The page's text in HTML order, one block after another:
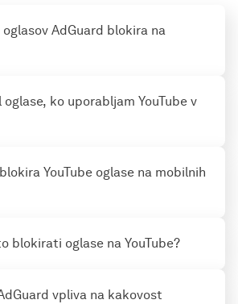
AdGuard blokira na
ko uporabljam YouTube v
YouTube oglase na mobilnih
blokirati oglase na YouTube?
vpliva na kakovost